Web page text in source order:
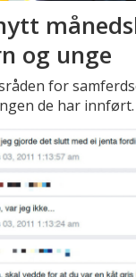
og unge
for
de har innført.